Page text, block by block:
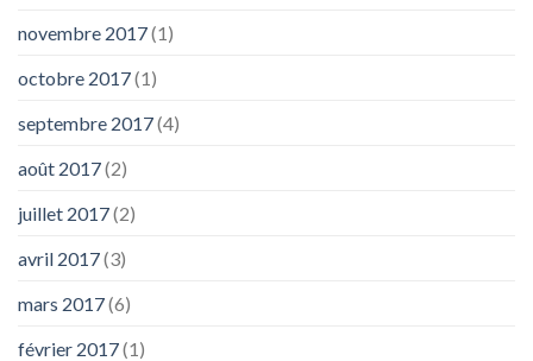
novembre 2017(1)
octobre 2017(1)
septembre 2017(4)
août 2017(2)
juillet 2017(2)
avril 2017(3)
mars 2017(6)
février 2017(1)